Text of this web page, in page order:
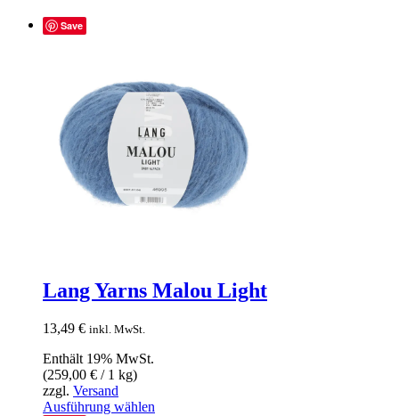
Save
Lang Yarns Malou Light
13,49 € inkl. MwSt.
Enthält 19% MwSt.
(259,00 € / 1 kg)
zzgl. Versand
Ausführung wählen